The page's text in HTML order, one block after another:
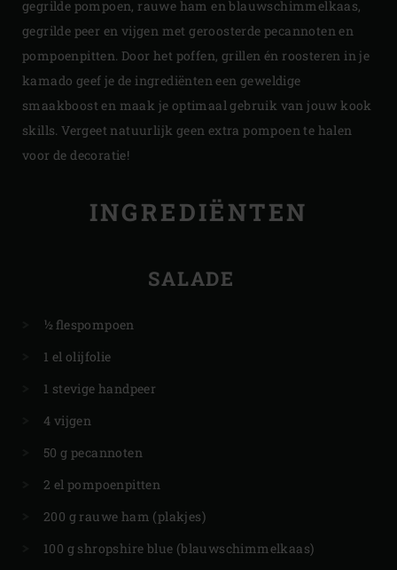
gegrilde pompoen, rauwe ham en blauwschimmelkaas,
gegrilde peer en vijgen met geroosterde pecannoten en
pompoenpitten. Door het poffen, grillen én roosteren in je
kamado geef je de ingrediënten een geweldige
smaakboost en maak je optimaal gebruik van jouw kook
skills. Vergeet natuurlijk geen extra pompoen te halen
voor de decoratie!
INGREDIËNTEN
SALADE
½ flespompoen
1 el olijfolie
1 stevige handpeer
4 vijgen
50 g pecannoten
2 el pompoenpitten
200 g rauwe ham (plakjes)
100 g shropshire blue (blauwschimmelkaas)